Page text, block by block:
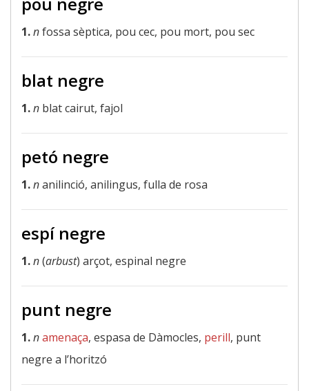
1.nfossa sèptica, pou cec, pou mort, pou sec
blat negre
1.n blat cairut, fajol
petó negre
1.nanilinció, anilingus, fulla de rosa
espí negre
1.n(arbust) arçot, espinal negre
punt negre
1.namenaça, espasa de Dàmocles, perill, punt
negre a l’horitzó